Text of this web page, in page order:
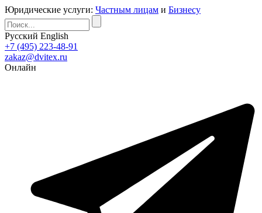
Юридические услуги: Частным лицам и Бизнесу
Русский English
+7 (495) 223-48-91
zakaz@dvitex.ru
Онлайн